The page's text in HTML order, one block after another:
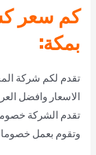
كم سعر
بمكة:
تقدم لكم شركة
الاسعار وافضل
تقدم الشركة
وتقوم بعمل